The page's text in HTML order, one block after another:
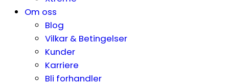
Om oss
Blog
Vilkar & Betingelser
Kunder
Karriere
Bli forhandler